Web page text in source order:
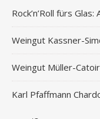
Rock’n’Roll fürs
Weingut Kassner-
Weingut Müller-
Karl Pfaffmann